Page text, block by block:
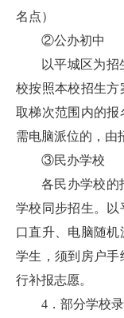
名点）
②公办初中
以平城区为
校按照本校招生
取梯次范围内的报
需电脑派位的，由
③民办学校
各民办学校的
学校同步招生。
口直升、电脑随
学生，须到房户
行补报志愿。
4．部分学校